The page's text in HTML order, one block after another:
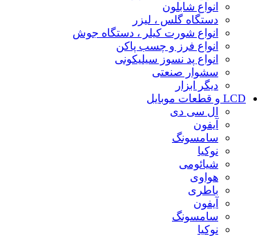
انواع شابلون
دستگاه گلس ، لیزر
انواع شورت کیلر ، دستگاه جوش
انواع فرز و چسب پاکن
انواع پد نسوز سیلیکونی
سشوار صنعتی
دیگر ابزار
LCD و قطعات موبایل
ال سی دی
آیفون
سامسونگ
نوکیا
شیائومی
هواوی
باطری
آیفون
سامسونگ
نوکیا